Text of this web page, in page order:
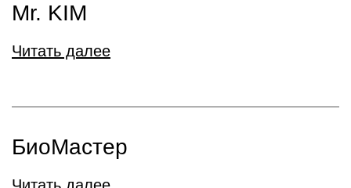
Mr. KIM
Читать далее
БиоМастер